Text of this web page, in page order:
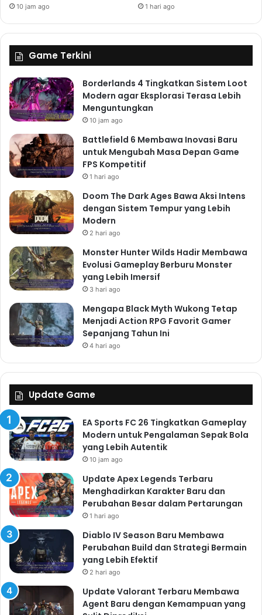
10 jam ago 1 hari ago
Game Terkini
Borderlands 4 Tingkatkan Sistem Loot
Modern agar Eksplorasi Terasa Lebih
Menguntungkan
10 jam ago
Battlefield 6 Membawa Inovasi Baru
untuk Mengubah Masa Depan Game
FPS Kompetitif
1 hari ago
Doom The Dark Ages Bawa Aksi Intens
dengan Sistem Tempur yang Lebih
Modern
2 hari ago
Monster Hunter Wilds Hadir Membawa
Evolusi Gameplay Berburu Monster
yang Lebih Imersif
3 hari ago
Mengapa Black Myth Wukong Tetap
Menjadi Action RPG Favorit Gamer
Sepanjang Tahun Ini
4 hari ago
Update Game
EA Sports FC 26 Tingkatkan Gameplay
Modern untuk Pengalaman Sepak Bola
yang Lebih Autentik
10 jam ago
Update Apex Legends Terbaru
Menghadirkan Karakter Baru dan
Perubahan Besar dalam Pertarungan
1 hari ago
Diablo IV Season Baru Membawa
Perubahan Build dan Strategi Bermain
yang Lebih Efektif
2 hari ago
Update Valorant Terbaru Membawa
Agent Baru dengan Kemampuan yang